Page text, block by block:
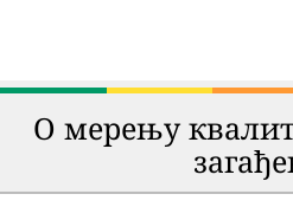
О мерењу